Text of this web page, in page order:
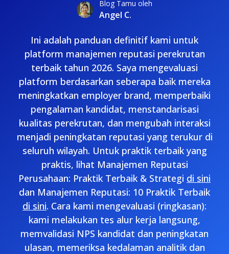
Blog Tamu oleh
Angel C.
Ini adalah panduan definitif kami untuk
platform manajemen reputasi perekrutan
terbaik tahun 2026. Saya mengevaluasi
platform berdasarkan seberapa baik mereka
meningkatkan employer brand, memperbaiki
pengalaman kandidat, menstandarisasi
kualitas perekrutan, dan mengubah interaksi
menjadi peningkatan reputasi yang terukur di
seluruh wilayah. Untuk praktik terbaik yang
praktis, lihat Manajemen Reputasi
Perusahaan: Praktik Terbaik & Strategi di sini
dan Manajemen Reputasi: 10 Praktik Terbaik
di sini. Cara kami mengevaluasi (ringkasan):
kami melakukan tes alur kerja langsung,
memvalidasi NPS kandidat dan peningkatan
ulasan, memeriksa kedalaman analitik dan